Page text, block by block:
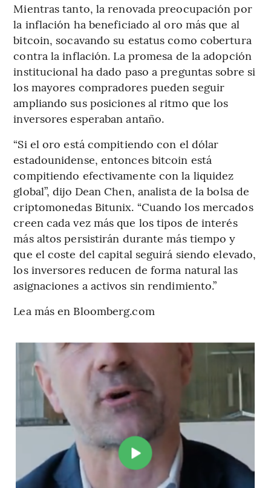
Mientras tanto, la renovada preocupación por
la inflación ha beneficiado al oro más que al
bitcoin, socavando su estatus como cobertura
contra la inflación. La promesa de la adopción
institucional ha dado paso a preguntas sobre si
los mayores compradores pueden seguir
ampliando sus posiciones al ritmo que los
inversores esperaban antaño.
“Si el oro está compitiendo con el dólar
estadounidense, entonces bitcoin está
compitiendo efectivamente con la liquidez
global”, dijo Dean Chen, analista de la bolsa de
criptomonedas Bitunix. “Cuando los mercados
creen cada vez más que los tipos de interés
más altos persistirán durante más tiempo y
que el coste del capital seguirá siendo elevado,
los inversores reducen de forma natural las
asignaciones a activos sin rendimiento.”
Lea más en Bloomberg.com